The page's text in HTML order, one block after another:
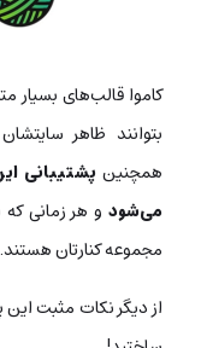
کاموا قالب‌های بسیار
بتوانند ظاهر
همچنین پشتیبانی
می‌شود و هر زمانی
مجموعه کنارتان هستند.
از دیگر نکات مثبت این